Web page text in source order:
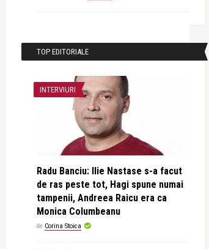
TOP EDITORIALE
INTERVIURI
Radu Banciu: Ilie Nastase s-a facut
de ras peste tot, Hagi spune numai
tampenii, Andreea Raicu era ca
Monica Columbeanu
de Corina Stoica